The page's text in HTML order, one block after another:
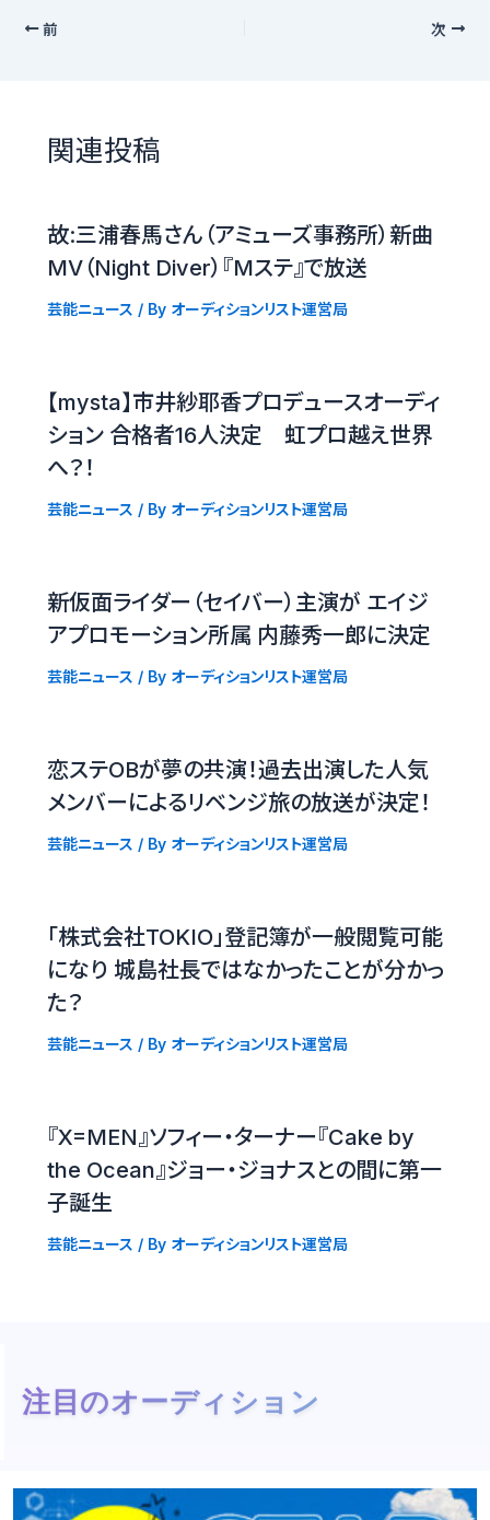
前 次
関連投稿
故:三浦春馬さん（アミューズ事務所）新曲
MV（Night Diver）『Mステ』で放送
芸能ニュース / By オーディションリスト運営局
【mysta】市井紗耶香プロデュースオーディ
ション 合格者16人決定 虹プロ越え世界
へ？！
芸能ニュース / By オーディションリスト運営局
新仮面ライダー（セイバー）主演が エイジ
アプロモーション所属 内藤秀一郎に決定
芸能ニュース / By オーディションリスト運営局
恋ステOBが夢の共演！過去出演した人気
メンバーによるリベンジ旅の放送が決定！
芸能ニュース / By オーディションリスト運営局
「株式会社TOKIO」登記簿が一般閲覧可能
になり 城島社長ではなかったことが分かっ
た？
芸能ニュース / By オーディションリスト運営局
『X=MEN』ソフィー・ターナー『Cake by
the Ocean』ジョー・ジョナスとの間に第一
子誕生
芸能ニュース / By オーディションリスト運営局
注目のオーディション